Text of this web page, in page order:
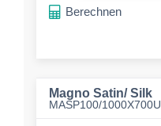
Berechnen
Magno Satin/ Silk
MASP100/1000X700U